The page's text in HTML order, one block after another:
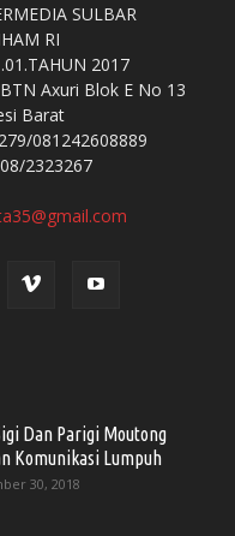
SULBAR
RI
2017
Axuri Blok E No 13
Barat
081242608889
2323267
Dan Parigi Moutong
Komunikasi Lumpuh
30, 2018